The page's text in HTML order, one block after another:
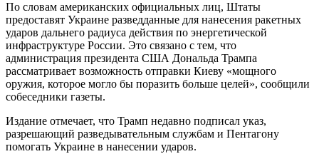
По словам американских официальных лиц, Штаты
предоставят Украине разведданные для нанесения ракетных
ударов дальнего радиуса действия по энергетической
инфраструктуре России. Это связано с тем, что
администрация президента США Дональда Трампа
рассматривает возможность отправки Киеву «мощного
оружия, которое могло бы поразить больше целей», сообщили
собеседники газеты.
Издание отмечает, что Трамп недавно подписал указ,
разрешающий разведывательным службам и Пентагону
помогать Украине в нанесении ударов.